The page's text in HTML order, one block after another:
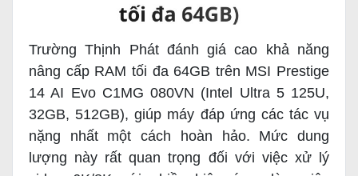
Trường Thịnh Phát đánh giá cao khả năng
nâng cấp RAM tối đa 64GB trên MSI Prestige
14 AI Evo C1MG 080VN (Intel Ultra 5 125U,
32GB, 512GB), giúp máy đáp ứng các tác vụ
nặng nhất một cách hoàn hảo. Mức dung
lượng này rất quan trọng đối với việc xử lý